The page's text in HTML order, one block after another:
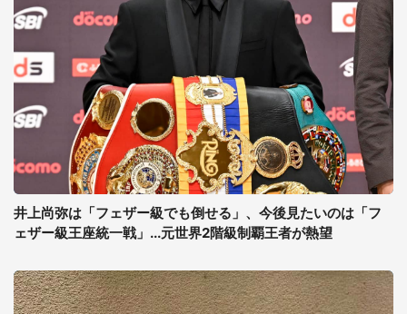
井上尚弥は「フェザー級でも倒せる」、今後見たいのは「フ
ェザー級王座統一戦」...元世界2階級制覇王者が熱望